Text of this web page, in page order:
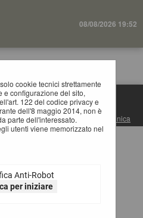
08/08/2026 19:52
cookie tecnici strettamente
e configurazione del sito,
122 del codice privacy e
dell'8 maggio 2014, non è
parte dell'interessato.
utenti viene memorizzato nel
Anti-Robot
per iniziare
DI MATERA
- 75100 Matera (MT) |
Posta Elettronica
+39 0835 3061